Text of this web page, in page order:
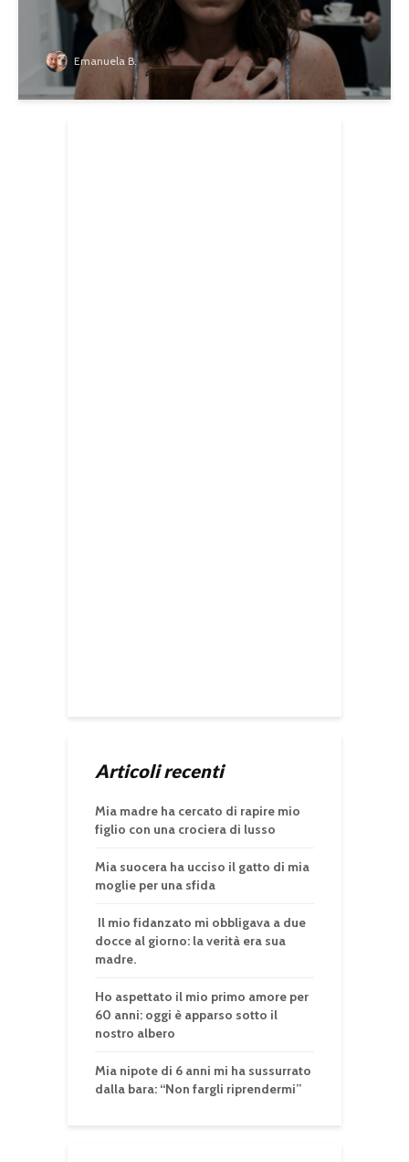
Emanuela B.
Articoli recenti
Mia madre ha cercato di rapire mio
figlio con una crociera di lusso
Mia suocera ha ucciso il gatto di mia
moglie per una sfida
Il mio fidanzato mi obbligava a due
docce al giorno: la verità era sua
madre.
Ho aspettato il mio primo amore per
60 anni: oggi è apparso sotto il
nostro albero
Mia nipote di 6 anni mi ha sussurrato
dalla bara: “Non fargli riprendermi”